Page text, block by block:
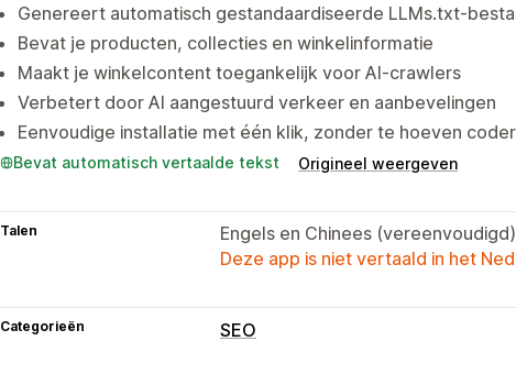
Genereert automatisch gestandaardiseerde LLMs.txt-
Bevat je producten, collecties en winkelinformatie
Maakt je winkelcontent toegankelijk voor AI-crawlers
Verbetert door AI aangestuurd verkeer en aanbevelingen
Eenvoudige installatie met één klik, zonder te hoeven
Bevat automatisch vertaalde tekst Origineel weergeven
Talen
Engels en Chinees (vereenvoudigd)
Deze app is niet vertaald in het
Categorieën SEO